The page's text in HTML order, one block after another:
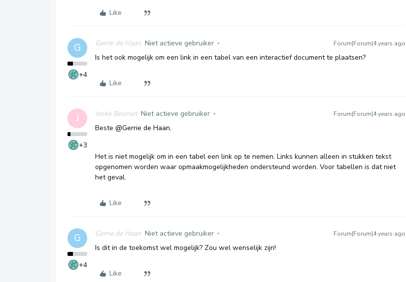
Like
G
+4
Gerrie de Haan Niet actieve gebruiker Forum|Forum|4 years ago
Is het ook mogelijk om een link in een tabel van een interactief document te plaatsen?
Like
J
+3
Jeske Boonen Niet actieve gebruiker Forum|Forum|4 years ago
Beste @Gerrie de Haan,
Het is niet mogelijk om in een tabel een link op te nemen. Links kunnen alleen in stukken tekst
opgenomen worden waar opmaakmogelijkheden ondersteund worden. Voor tabellen is dat niet
het geval.
Like
G
+4
Gerrie de Haan Niet actieve gebruiker Forum|Forum|4 years ago
Is dit in de toekomst wel mogelijk? Zou wel wenselijk zijn!
Like